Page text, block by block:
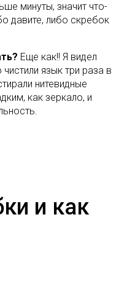
минуты, значит что-
давите, либо скребок
Еще как!! Я видел
язык три раза в
нитевидные
как зеркало, и
и как